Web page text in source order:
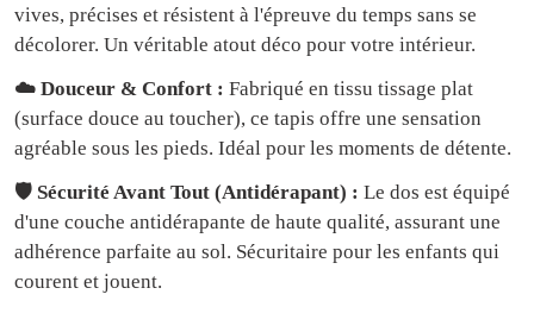
vives, précises et résistent à l'épreuve du temps sans se
décolorer. Un véritable atout déco pour votre intérieur.
☁️ Douceur & Confort : Fabriqué en tissu tissage plat
(surface douce au toucher), ce tapis offre une sensation
agréable sous les pieds. Idéal pour les moments de détente.
🛡️ Sécurité Avant Tout (Antidérapant) : Le dos est équipé
d'une couche antidérapante de haute qualité, assurant une
adhérence parfaite au sol. Sécuritaire pour les enfants qui
courent et jouent.